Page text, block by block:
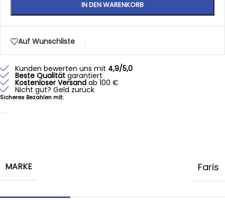
IN DEN WARENKORB
Auf Wunschliste
Kunden bewerten uns mit 4,9/5,0
Beste Qualität garantiert
Kostenloser Versand ab 100 €
Nicht gut? Geld zurück
Sicheres Bezahlen mit:
MARKE Faris